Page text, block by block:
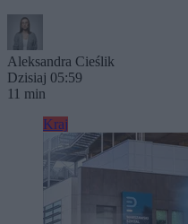
Aleksandra Cieślik
Dzisiaj 05:59
11 min
Kraj